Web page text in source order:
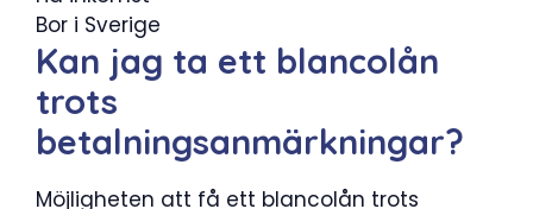
Bor i Sverige
Kan jag ta ett blancolån
trots
betalningsanmärkningar?
Möjligheten att få ett blancolån trots